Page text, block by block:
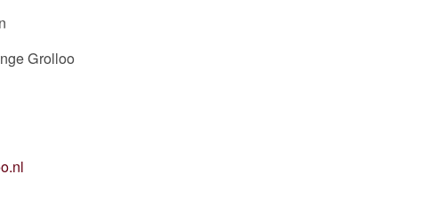
Grolloo